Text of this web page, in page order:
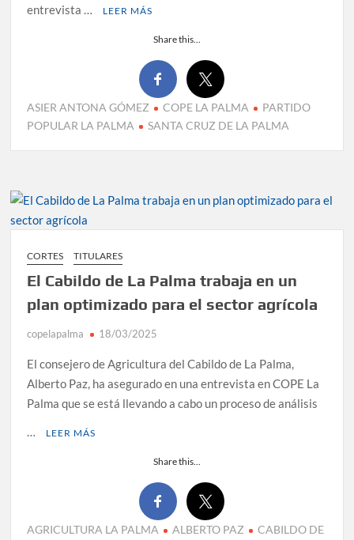
entrevista …
LEER MÁS
Share this...
ASIER ANTONA GÓMEZ COPE LA PALMA
PARTIDO
POPULAR LA PALMA
SANTA CRUZ DE LA PALMA
CORTES TITULARES
El Cabildo de La Palma trabaja en un
plan optimizado para el sector agrícola
copelapalma 18/03/2025
El consejero de Agricultura del Cabildo de La Palma,
Alberto Paz, ha asegurado en una entrevista en COPE La
Palma que se está llevando a cabo un proceso de análisis
…
LEER MÁS
Share this...
AGRICULTURA LA PALMA ALBERTO PAZ
CABILDO DE